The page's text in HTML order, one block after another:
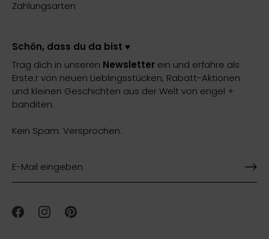
Zahlungsarten
Schön, dass du da bist ♥️
Trag dich in unseren Newsletter ein und erfahre als
Erste:r von neuen Lieblingsstücken, Rabatt-Aktionen
und kleinen Geschichten aus der Welt von engel +
banditen.
Kein Spam. Versprochen.